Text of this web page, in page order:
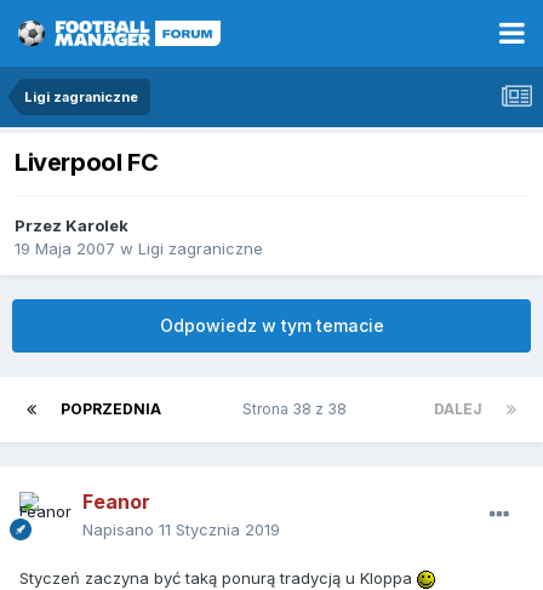
Ligi zagraniczne
Liverpool FC
Przez Karolek
19 Maja 2007 w Ligi zagraniczne
Odpowiedz w tym temacie
POPRZEDNIA DALEJ
Strona 38 z 38
Feanor
Napisano 11 Stycznia 2019
Styczeń zaczyna być taką ponurą tradycją u Kloppa